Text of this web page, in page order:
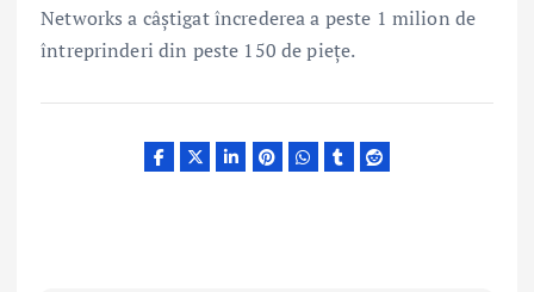
Networks a câștigat încrederea a peste 1 milion de
întreprinderi din peste 150 de piețe.